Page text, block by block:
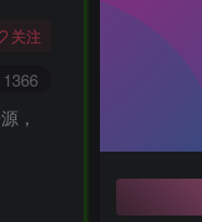
关注
1366
，